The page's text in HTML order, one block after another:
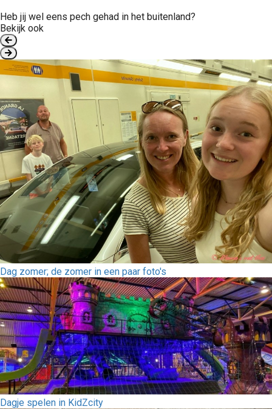
Heb jij wel eens pech gehad in het buitenland?
Bekijk ook
Dag zomer; de zomer in een paar foto's
Dagje spelen in KidZcity